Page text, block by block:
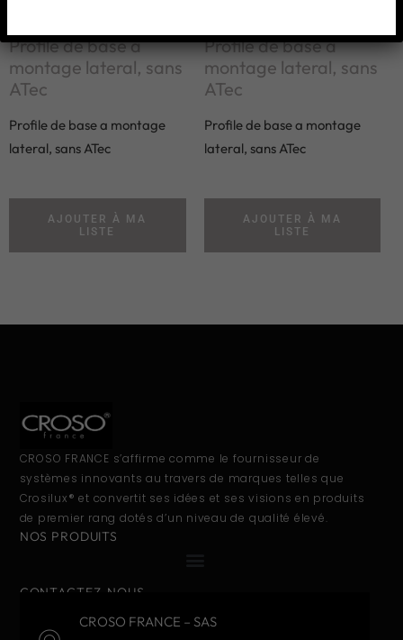
Profile de base a
montage lateral, sans
ATec
Profile de base a montage
lateral, sans ATec
AJOUTER À MA
LISTE
Profile de base a
montage lateral, sans
ATec
Profile de base a montage
lateral, sans ATec
AJOUTER À MA
LISTE
CROSO FRANCE s’affirme comme le fournisseur de
systèmes innovants au travers de marques telles que
Crosilux® et convertit ses idées et ses visions en produits
de premier rang dotés d’un niveau de qualité élevé.
NOS PRODUITS
CONTACTEZ-NOUS
CROSO FRANCE – SAS